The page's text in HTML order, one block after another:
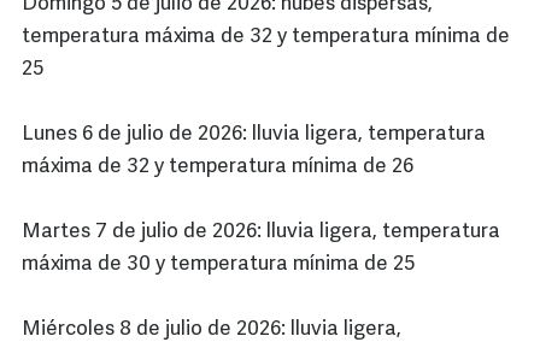
Domingo 5 de julio de 2026: nubes dispersas,
temperatura máxima de 32 y temperatura mínima de
25
Lunes 6 de julio de 2026: lluvia ligera, temperatura
máxima de 32 y temperatura mínima de 26
Martes 7 de julio de 2026: lluvia ligera, temperatura
máxima de 30 y temperatura mínima de 25
Miércoles 8 de julio de 2026: lluvia ligera,